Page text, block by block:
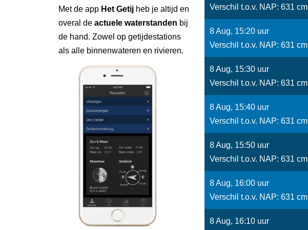
Met de app Het Getij heb je altijd en
overal de actuele waterstanden bij
de hand. Zowel op getijdestations
als alle binnenwateren en rivieren.
Verschil t.o.v. NAP: 631 cm
8 Aug, 15:20 uur
Verschil t.o.v. NAP: 631 cm
8 Aug, 15:30 uur
Verschil t.o.v. NAP: 631 cm
8 Aug, 15:40 uur
Verschil t.o.v. NAP: 631 cm
8 Aug, 15:50 uur
Verschil t.o.v. NAP: 631 cm
8 Aug, 16:00 uur
Verschil t.o.v. NAP: 631 cm
8 Aug, 16:10 uur